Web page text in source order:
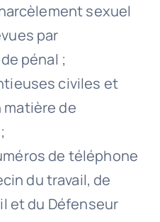
sexuel
par
pénal ;
civiles et
de
de téléphone
du travail, de
et du Défenseur